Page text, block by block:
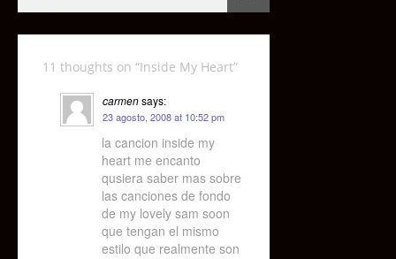
11 thoughts on “Inside My Heart”
carmensays:
23 agosto, 2008 at 10:52 pm
la cancion inside my
heart me encanto
qusiera saber mas sobre
las canciones de fondo
de my lovely sam soon
que tengan el mismo
estilo que realmente son